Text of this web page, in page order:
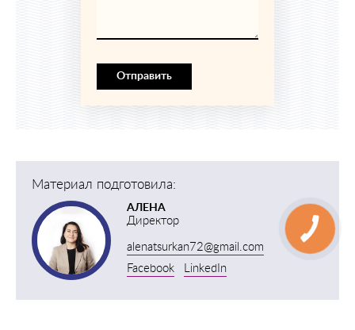
Отправить
Материал подготовила:
АЛЕНА
Директор
alenatsurkan72@gmail.com
Facebook
LinkedIn